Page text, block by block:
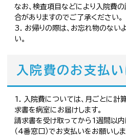
なお、検査項目などにより入院費
合がありますのでご了承ください。
お帰りの際は、お忘れ物のない
い。
入院費のお支払
入院費については、月ごとに計
求書を病室にお届けします。
請求書を受け取ってから1週間以
（4番窓口）でお支払いをお願いしま